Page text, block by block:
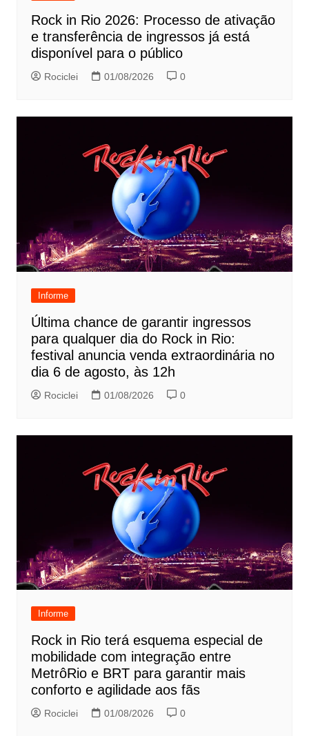
Rock in Rio 2026: Processo de ativação
e transferência de ingressos já está
disponível para o público
Rociclei 01/08/2026 0
Informe
Última chance de garantir ingressos
para qualquer dia do Rock in Rio:
festival anuncia venda extraordinária no
dia 6 de agosto, às 12h
Rociclei 01/08/2026 0
Informe
Rock in Rio terá esquema especial de
mobilidade com integração entre
MetrôRio e BRT para garantir mais
conforto e agilidade aos fãs
Rociclei 01/08/2026 0